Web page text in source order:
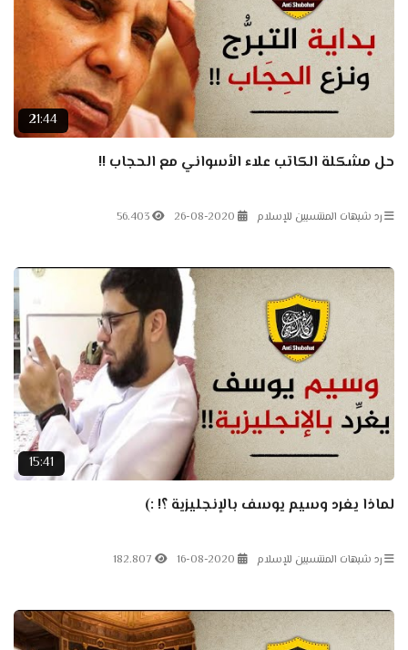
21:44
حل مشكلة الكاتب علاء الأسواني مع الحجاب !!
رد شبهات المنتسبين للإسلام 26-08-2020
56.403
15:41
لماذا يغرد وسيم يوسف بالإنجليزية ؟! :)
رد شبهات المنتسبين للإسلام 16-08-2020
182.807